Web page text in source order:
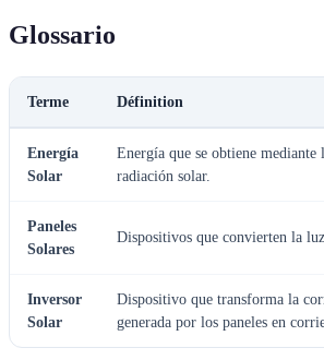
Glossario
Terme Définition
Energía
Solar
Energía que se obtiene mediante
radiación solar.
Paneles
Solares
Dispositivos que convierten la
Inversor
Solar
Dispositivo que transforma la
generada por los paneles en